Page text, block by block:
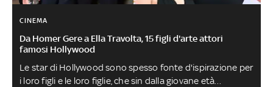
CINEMA
Da Homer Gere a Ella Travolta, 15 figli d'arte attori
famosi Hollywood
Le star di Hollywood sono spesso fonte d'ispirazione per
i loro figli e le loro figlie, che sin dalla giovane età